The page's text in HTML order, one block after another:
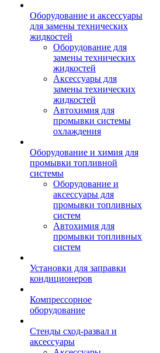
Оборудование и аксессуары
для замены технических
жидкостей
Оборудование для
замены технических
жидкостей
Аксессуары для
замены технических
жидкостей
Автохимия для
промывки системы
охлаждения
Оборудование и химия для
промывки топливной
системы
Оборудование и
аксессуары для
промывки топливных
систем
Автохимия для
промывки топливных
систем
Установки для заправки
кондиционеров
Компрессорное
оборудование
Стенды сход-развал и
аксессуары